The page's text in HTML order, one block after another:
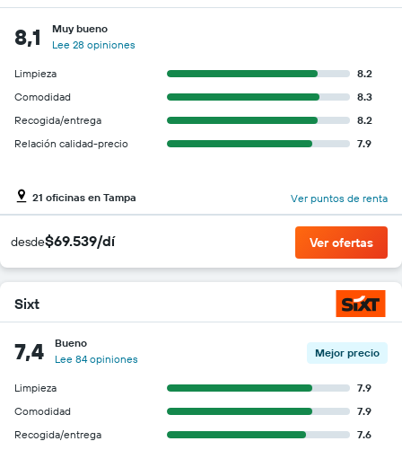
8,1
Muy bueno
Lee 28 opiniones
Limpieza
8.2
Comodidad
8.3
Recogida/entrega
8.2
Relación calidad-precio
7.9
21 oficinas en Tampa Ver puntos de renta
desde$69.539/dí Ver ofertas
Sixt
7,4
Bueno
Lee 84 opiniones
Mejor precio
Limpieza
7.9
Comodidad
7.9
Recogida/entrega
7.6